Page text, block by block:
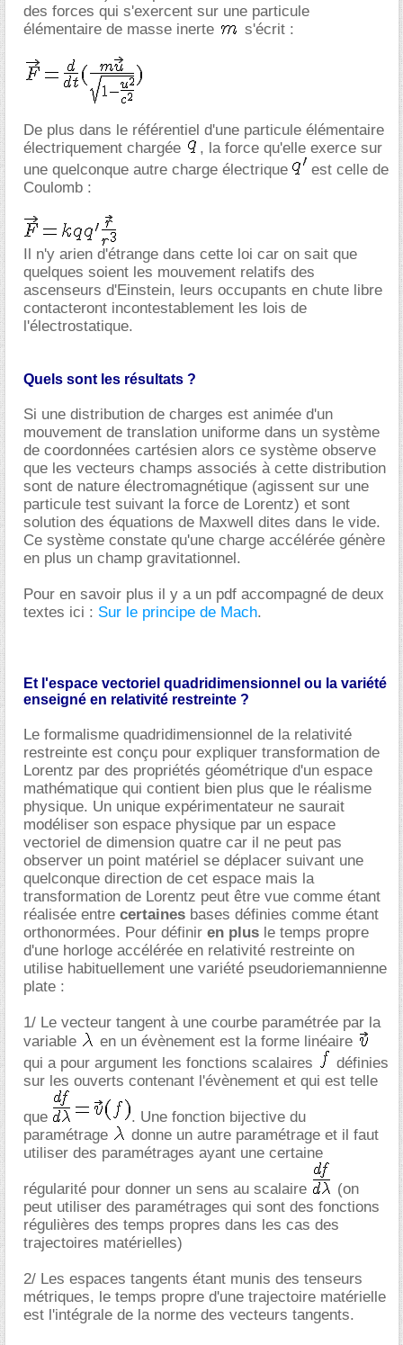
des forces qui s'exercent sur une particule
élémentaire de masse inerte
s'écrit :
De plus dans le référentiel d'une particule élémentaire
électriquement chargée
, la force qu'elle exerce sur
une quelconque autre charge électrique
est celle de
Coulomb :
Il n'y arien d'étrange dans cette loi car on sait que
quelques soient les mouvement relatifs des
ascenseurs d'Einstein, leurs occupants en chute libre
contacteront incontestablement les lois de
l'électrostatique.
Quels sont les résultats ?
Si une distribution de charges est animée d'un
mouvement de translation uniforme dans un système
de coordonnées cartésien alors ce système observe
que les vecteurs champs associés à cette distribution
sont de nature électromagnétique (agissent sur une
particule test suivant la force de Lorentz) et sont
solution des équations de Maxwell dites dans le vide.
Ce système constate qu'une charge accélérée génère
en plus un champ gravitationnel.
Pour en savoir plus il y a un pdf accompagné de deux
textes ici : Sur le principe de Mach.
Et l'espace vectoriel quadridimensionnel ou la variété
enseigné en relativité restreinte ?
Le formalisme quadridimensionnel de la relativité
restreinte est conçu pour expliquer transformation de
Lorentz par des propriétés géométrique d'un espace
mathématique qui contient bien plus que le réalisme
physique. Un unique expérimentateur ne saurait
modéliser son espace physique par un espace
vectoriel de dimension quatre car il ne peut pas
observer un point matériel se déplacer suivant une
quelconque direction de cet espace mais la
transformation de Lorentz peut être vue comme étant
réalisée entre certaines bases définies comme étant
orthonormées. Pour définir en plus le temps propre
d'une horloge accélérée en relativité restreinte on
utilise habituellement une variété pseudoriemannienne
plate :
1/ Le vecteur tangent à une courbe paramétrée par la
variable
en un évènement est la forme linéaire
qui a pour argument les fonctions scalaires
définies
sur les ouverts contenant l'évènement et qui est telle
que
. Une fonction bijective du
paramétrage
donne un autre paramétrage et il faut
utiliser des paramétrages ayant une certaine
régularité pour donner un sens au scalaire
(on
peut utiliser des paramétrages qui sont des fonctions
régulières des temps propres dans les cas des
trajectoires matérielles)
2/ Les espaces tangents étant munis des tenseurs
métriques, le temps propre d'une trajectoire matérielle
est l'intégrale de la norme des vecteurs tangents.